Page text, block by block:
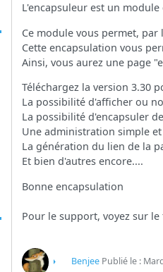
L'encapsuleur est un
Ce module vous permet,
Cette encapsulation vous
Ainsi, vous aurez une page
Téléchargez la version 3.30
La possibilité d'afficher ou
La possibilité d'encapsuler
Une administration simple
La génération du lien de la
Et bien d'autres encore....
Bonne encapsulation
Pour le support, voyez sur
Benjee Publié le :